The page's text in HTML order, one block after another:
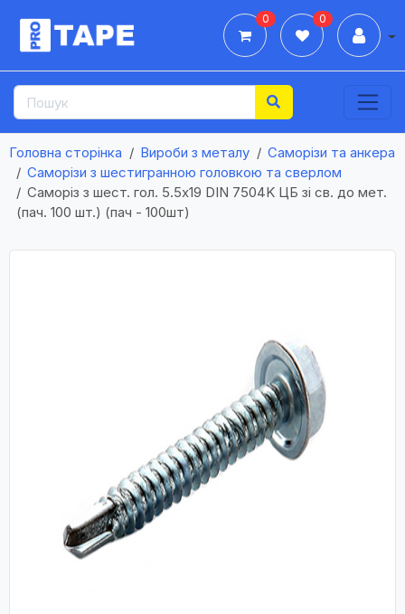
0 0
Головна сторінка Вироби з металу
Саморізи та анкера
Саморізи з шестигранною головкою та сверлом
Саморіз з шест. гол. 5.5х19 DIN 7504K ЦБ зі св. до мет.
(пач. 100 шт.) (пач - 100шт)